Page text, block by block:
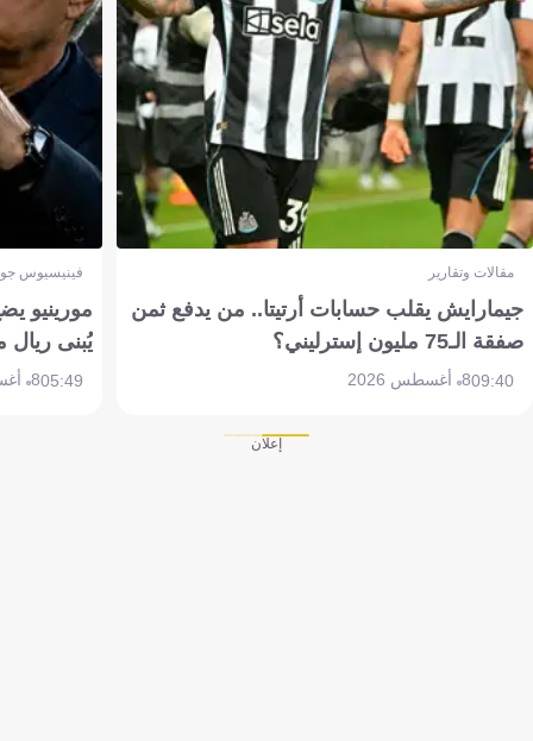
مقالات وتقارير
جيمارايش يقلب حسابات أرتيتا.. من يدفع ثمن
صفقة الـ75 مليون إسترليني؟
09:408 أغسطس 2026
فينيسيوس
مورينيو
يُبنى ريال
05:498 أغسطس 2026
إعلان